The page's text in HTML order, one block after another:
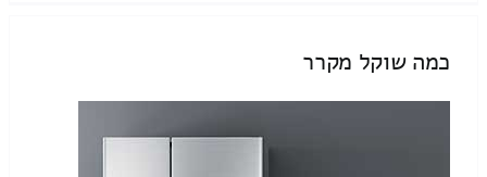
כמה שוקל מקרר